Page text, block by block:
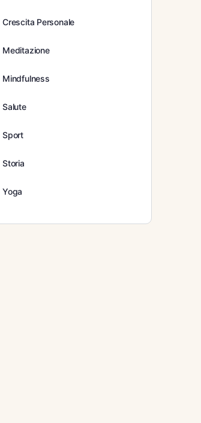
Crescita Personale
Meditazione
Mindfulness
Salute
Sport
Storia
Yoga